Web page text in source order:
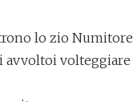
lo zio